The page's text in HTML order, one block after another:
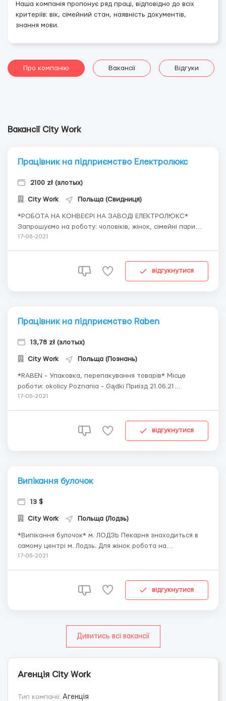
Наша компанія пропонує ряд праці, відповідно до всіх
критеріїв: вік, сімейний стан, наявність документів,
знання мови.
Про компанію Вакансії Відгуки
Вакансії City Work
Працівник на підприємство Електролюкс
2100 zł (злотых)
City Work Польща (Свидниця)
*РОБОТА НА КОНВЕЄРІ НА ЗАВОДІ ЕЛЕКТРОЛЮКС*
Запрошуємо на роботу: чоловіків, жінок, сімейні пари
віком до 55 років. Місто праці: Олава, Свідніца, Жарів.
враховані доплати за нічні...
17-06-2021
відгукнутися
Працівник на підприємство Raben
13,78 zł (злотых)
City Work Польща (Познань)
*RABEN - Упаковка, перепакування товарів* Місце
роботи: okolicy Poznania - Gądki Приїзд 21.06.21
Обов'язки: стояча, легка робота. Упаковка,
Умови: 13,78 злотих/год. ПН-ПТ., 12 го...
17-06-2021
відгукнутися
Випікання булочок
13 $
City Work Польща (Лодзь)
*Випікання булочок* м. ЛОДЗЬ Пекарня знаходиться в
самому центрі м. Лодзь. Для жінок робота на
виробництві(викладання булочок на конвеєрну стрічку,
складі (викладання коробок на піддон, стікер...
17-06-2021
відгукнутися
Дивитись всі вакансії
Агенція City Work
Тип компанії: Агенція